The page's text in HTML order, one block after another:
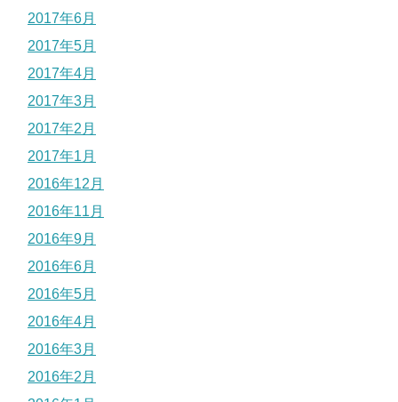
2017年6月
2017年5月
2017年4月
2017年3月
2017年2月
2017年1月
2016年12月
2016年11月
2016年9月
2016年6月
2016年5月
2016年4月
2016年3月
2016年2月